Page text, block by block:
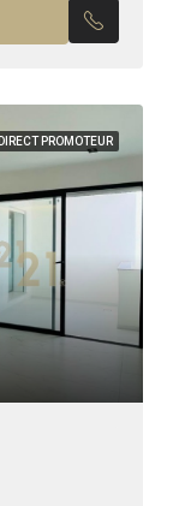
DIRECT PROMOTEUR